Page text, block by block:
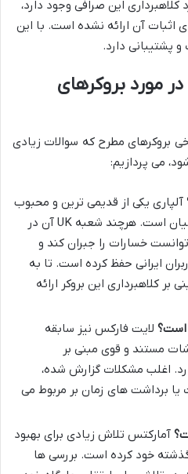
کلاهبرداری این صرافی وجود دارد،
اثبات آن ارائه نشده است. با این
پشتیبانی دارد.
مورد بروکرهای
بروکرهای مطرح که سوالات زیادی
می پردازیم:
آلپاری یکی از قدیمی ترین و محبوب
ترین بروکرها در میان ایرانیان است. هرچند شعبه UK آن در
خسارات را جبران کند و
ایرانی حفظ کرده است. تا به
کلاهبرداری این بروکر ارائه
است؟ لایت فارکس نیز سابقه
مستند و قوی مبنی بر
اغلب مشکلات گزارش شده،
برداشت های زمان بر مربوط می
آمارکتس تلاش زیادی برای بهبود
خود کرده است. بررسی ها